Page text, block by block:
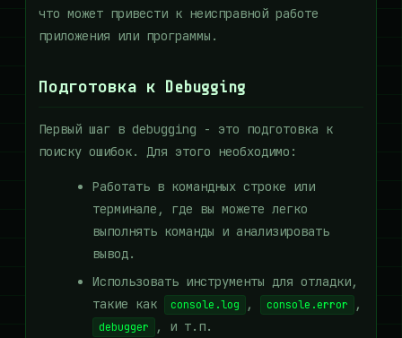
что может привести к неисправной работе
приложения или программы.
Подготовка к Debugging
Первый шаг в debugging - это подготовка к
поиску ошибок. Для этого необходимо:
Работать в командных строке или
терминале, где вы можете легко
выполнять команды и анализировать
вывод.
Использовать инструменты для отладки,
такие как
console.log , console.error ,
debugger
, и т.п.